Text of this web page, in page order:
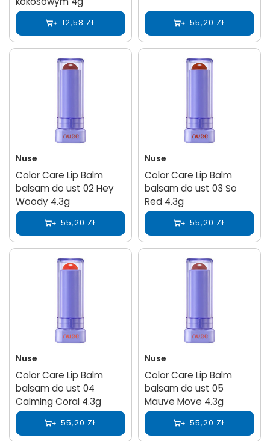
12,58 ZŁ 55,20 ZŁ
Nuse
Color Care Lip Balm
balsam do ust 02 Hey
Woody 4.3g
55,20 ZŁ
Nuse
Color Care Lip Balm
balsam do ust 03 So
Red 4.3g
55,20 ZŁ
Nuse
Color Care Lip Balm
balsam do ust 04
Calming Coral 4.3g
55,20 ZŁ
Nuse
Color Care Lip Balm
balsam do ust 05
Mauve Move 4.3g
55,20 ZŁ